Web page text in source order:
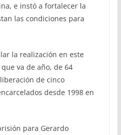
e instó a fortalecer la
las condiciones para
la realización en este
va de año, de 64
de cinco
desde 1998 en
para Gerardo